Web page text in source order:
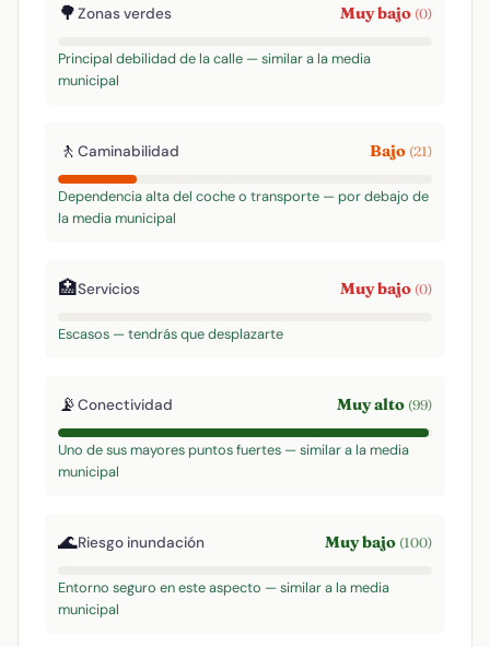
🌳Zonas verdes Muy bajo (0)
Principal debilidad de la calle — similar a la media
municipal
🚶 Caminabilidad Bajo (21)
Dependencia alta del coche o transporte — por debajo de
la media municipal
🏥Servicios Muy bajo (0)
Escasos — tendrás que desplazarte
📡Conectividad Muy alto (99)
Uno de sus mayores puntos fuertes — similar a la media
municipal
🌊Riesgo inundación Muy bajo (100)
Entorno seguro en este aspecto — similar a la media
municipal